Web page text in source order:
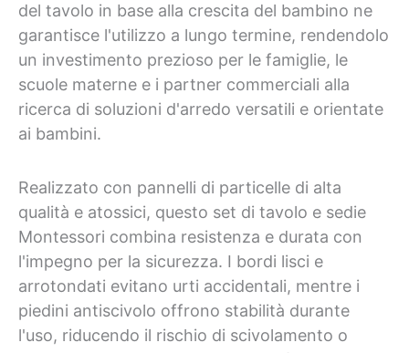
del tavolo in base alla crescita del bambino ne
garantisce l'utilizzo a lungo termine, rendendolo
un investimento prezioso per le famiglie, le
scuole materne e i partner commerciali alla
ricerca di soluzioni d'arredo versatili e orientate
ai bambini.
Realizzato con pannelli di particelle di alta
qualità e atossici, questo set di tavolo e sedie
Montessori combina resistenza e durata con
l'impegno per la sicurezza. I bordi lisci e
arrotondati evitano urti accidentali, mentre i
piedini antiscivolo offrono stabilità durante
l'uso, riducendo il rischio di scivolamento o